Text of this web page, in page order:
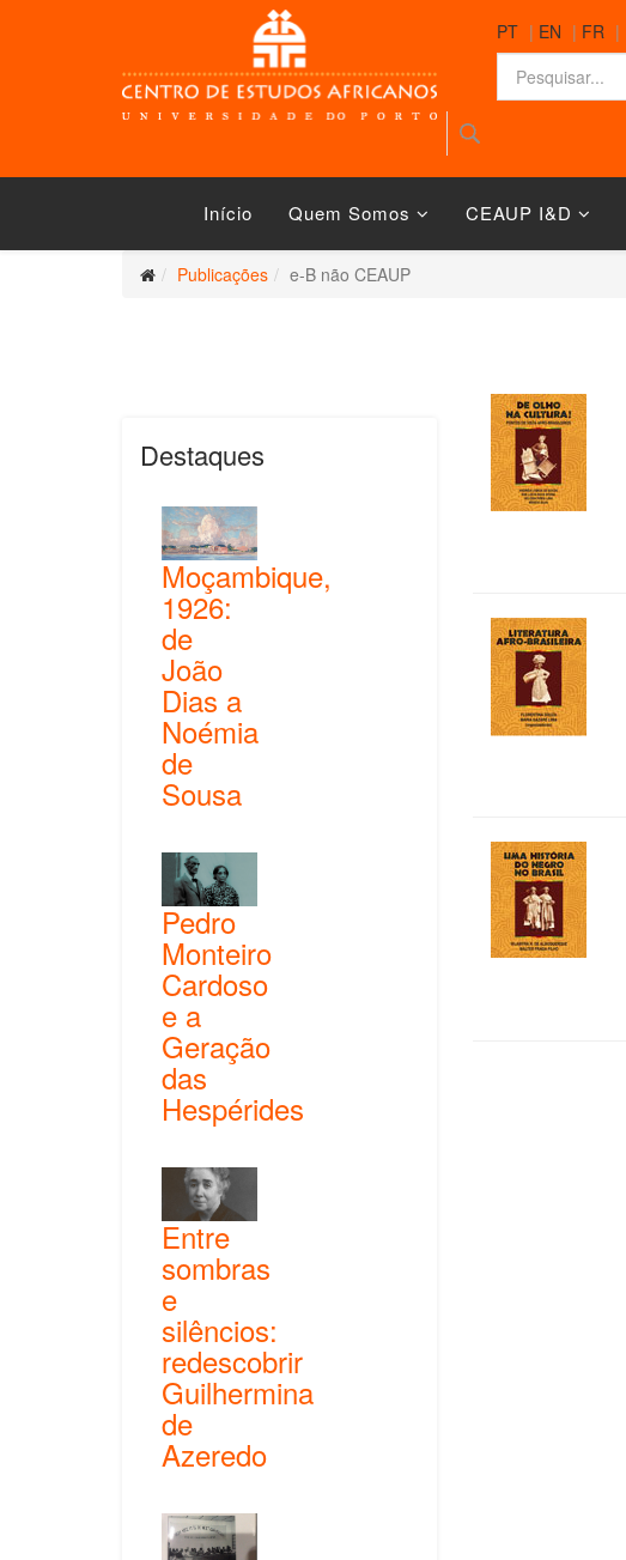
PT | EN | FR |
Início Quem Somos CEAUP I&D
Publicações e-B não CEAUP
Destaques
Moçambique,
1926:
de
João
Dias a
Noémia
de
Sousa
Pedro
Monteiro
Cardoso
e a
Geração
das
Hespérides
Entre
sombras
e
silêncios:
redescobrir
Guilhermina
de
Azeredo